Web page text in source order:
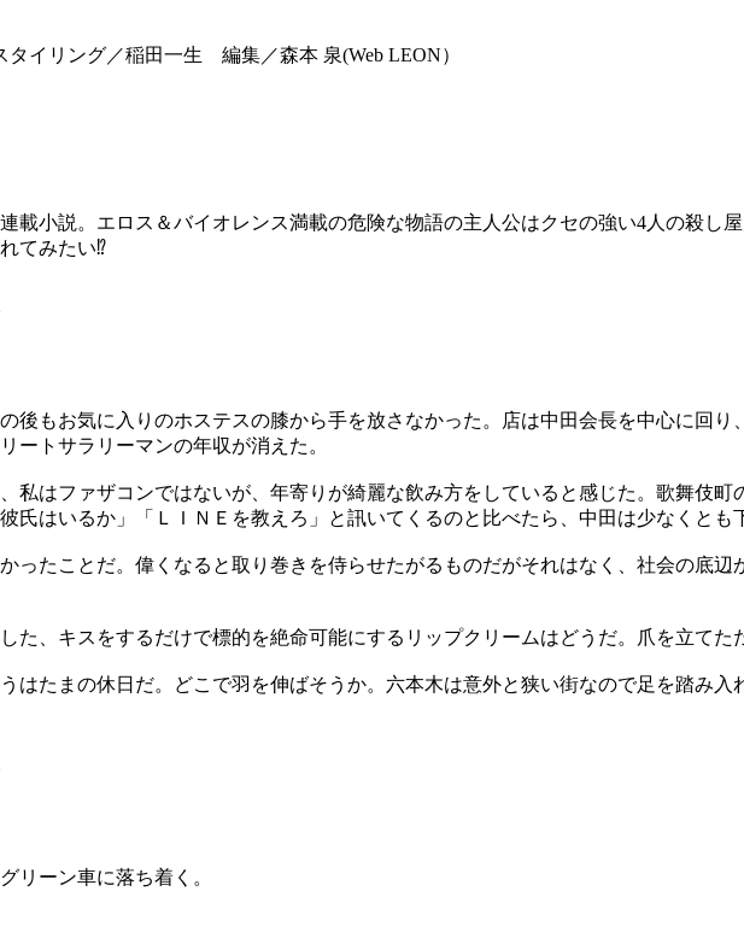
イリング／稲田一生 編集／森本 泉(Web LEON）
載小説。エロス＆バイオレンス満載の危険な物語の主人公はクセの強い4人の殺し
てみたい⁉
後もお気に入りのホステスの膝から手を放さなかった。店は中田会長を中心に回
ートサラリーマンの年収が消えた。
私はファザコンではないが、年寄りが綺麗な飲み方をしていると感じた。歌舞伎町
氏はいるか」「ＬＩＮＥを教えろ」と訊いてくるのと比べたら、中田は少なくとも
ったことだ。偉くなると取り巻きを侍らせたがるものだがそれはなく、社会の底辺
た、キスをするだけで標的を絶命可能にするリップクリームはどうだ。爪を立てた
はたまの休日だ。どこで羽を伸ばそうか。六本木は意外と狭い街なので足を踏み入
リーン車に落ち着く。